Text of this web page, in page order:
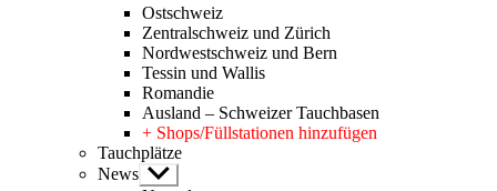
Ostschweiz
Zentralschweiz und Zürich
Nordwestschweiz und Bern
Tessin und Wallis
Romandie
Ausland – Schweizer Tauchbasen
+ Shops/Füllstationen hinzufügen
Tauchplätze
News Untermenü